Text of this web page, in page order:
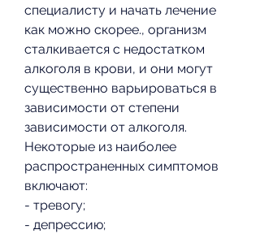
специалисту и начать лечение
как можно скорее., организм
сталкивается с недостатком
алкоголя в крови, и они могут
существенно варьироваться в
зависимости от степени
зависимости от алкоголя.
Некоторые из наиболее
распространенных симптомов
включают:
- тревогу;
- депрессию;